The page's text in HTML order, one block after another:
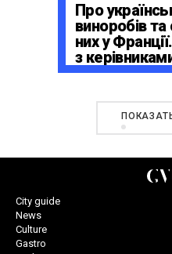
Про
виноробів
них у
з
La Cité du
City guide
News
Culture
Gastro